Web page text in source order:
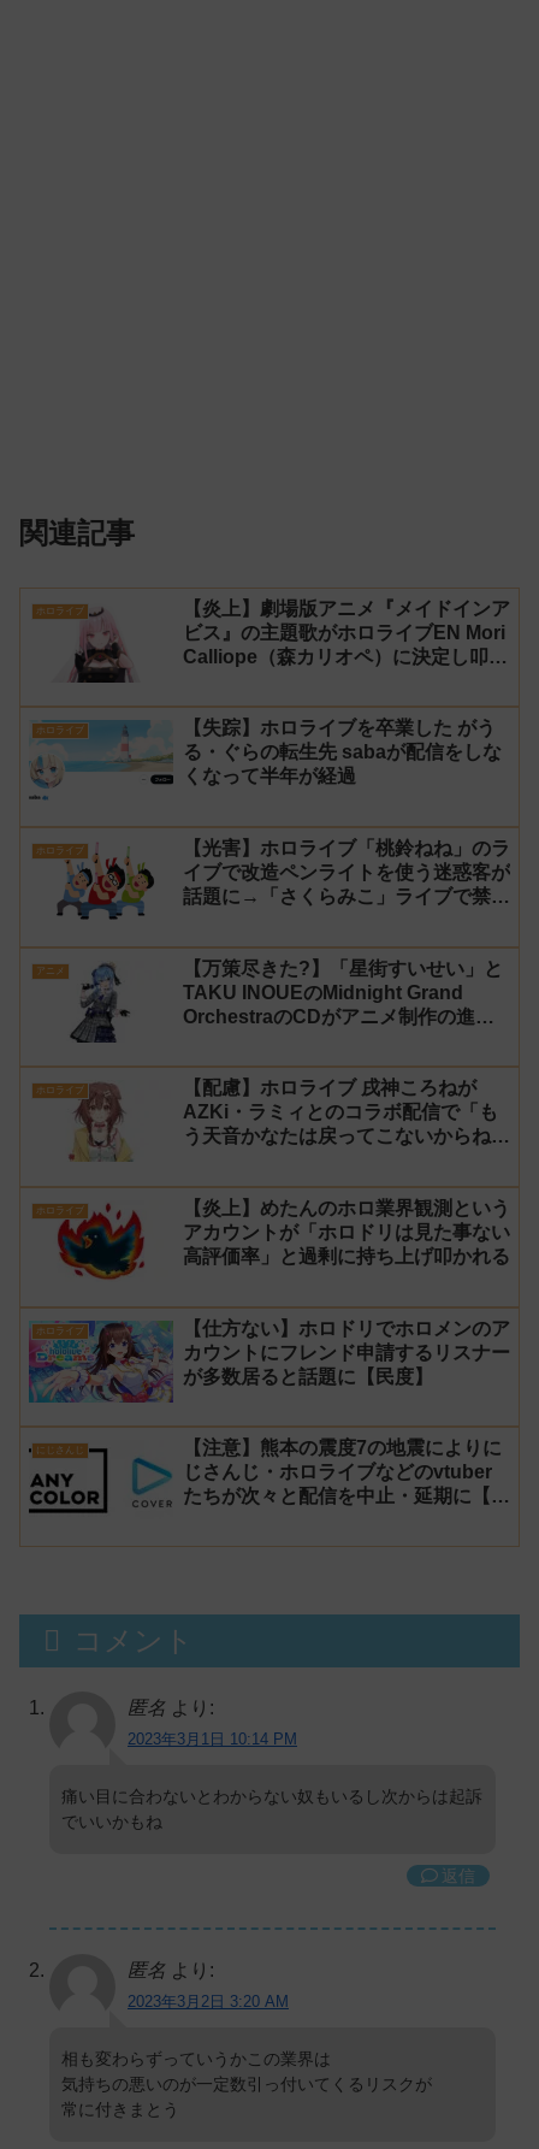
関連記事
ホロライブ
【炎上】劇場版アニメ『メイドインア
ビス』の主題歌がホロライブEN Mori
Calliope（森カリオペ）に決定し叩か
ホロライブ
【失踪】ホロライブを卒業した がう
る・ぐらの転生先 sabaが配信をしな
くなって半年が経過
ホロライブ
【光害】ホロライブ「桃鈴ねね」のラ
イブで改造ペンライトを使う迷惑客が
話題に→「さくらみこ」ライブで禁止
アニメ
【万策尽きた?】「星街すいせい」と
TAKU INOUEのMidnight Grand
OrchestraのCDがアニメ制作の進行
ホロライブ
【配慮】ホロライブ 戌神ころねが
AZKi・ラミィとのコラボ配信で「も
う天音かなたは戻ってこないからね」
ホロライブ
【炎上】めたんのホロ業界観測という
アカウントが「ホロドリは見た事ない
高評価率」と過剰に持ち上げ叩かれる
ホロライブ
【仕方ない】ホロドリでホロメンのア
カウントにフレンド申請するリスナー
が多数居ると話題に【民度】
にじさんじ
【注意】熊本の震度7の地震によりに
じさんじ・ホロライブなどのvtuber
たちが次々と配信を中止・延期に【不
コメント
匿名 より:
2023年3月1日 10:14 PM
痛い目に合わないとわからない奴もいるし次からは起訴
でいいかもね
返信
匿名 より:
2023年3月2日 3:20 AM
相も変わらずっていうかこの業界は
気持ちの悪いのが一定数引っ付いてくるリスクが
常に付きまとう